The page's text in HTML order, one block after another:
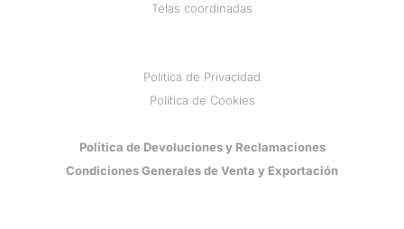
Telas coordinadas
Política de Privacidad
Política de Cookies
Política de Devoluciones y Reclamaciones
Condiciones Generales de Venta y Exportación